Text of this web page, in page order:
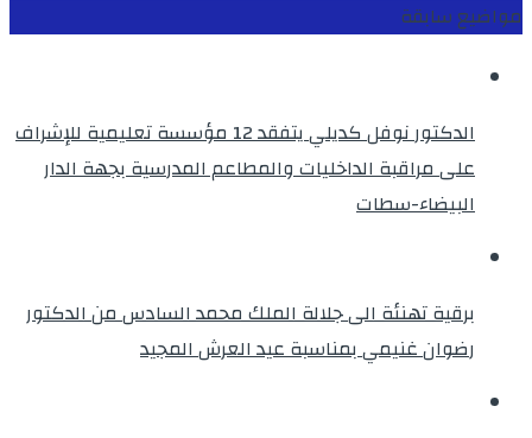
مواضيع سابقة
الدكتور نوفل كديلي يتفقد 12 مؤسسة تعليمية للإشراف
على مراقبة الداخليات والمطاعم المدرسية بجهة الدار
البيضاء-سطات
برقية تهنئة الى جلالة الملك محمد السادس من الدكتور
رضوان غنيمي بمناسبة عيد العرش المجيد